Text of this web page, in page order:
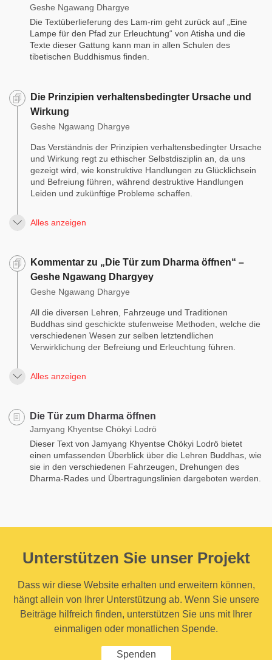
Geshe Ngawang Dhargye
Die Textüberlieferung des Lam-rim geht zurück auf „Eine
Lampe für den Pfad zur Erleuchtung“ von Atisha und die
Texte dieser Gattung kann man in allen Schulen des
tibetischen Buddhismus finden.
Die Prinzipien verhaltensbedingter Ursache und
Wirkung
Geshe Ngawang Dhargye
Das Verständnis der Prinzipien verhaltensbedingter Ursache
und Wirkung regt zu ethischer Selbstdisziplin an, da uns
gezeigt wird, wie konstruktive Handlungen zu Glücklichsein
und Befreiung führen, während destruktive Handlungen
Leiden und zukünftige Probleme schaffen.
Alles anzeigen
Kommentar zu „Die Tür zum Dharma öffnen“ –
Geshe Ngawang Dhargyey
Geshe Ngawang Dhargye
All die diversen Lehren, Fahrzeuge und Traditionen
Buddhas sind geschickte stufenweise Methoden, welche die
verschiedenen Wesen zur selben letztendlichen
Verwirklichung der Befreiung und Erleuchtung führen.
Alles anzeigen
Die Tür zum Dharma öffnen
Jamyang Khyentse Chökyi Lodrö
Dieser Text von Jamyang Khyentse Chökyi Lodrö bietet
einen umfassenden Überblick über die Lehren Buddhas, wie
sie in den verschiedenen Fahrzeugen, Drehungen des
Dharma-Rades und Übertragungslinien dargeboten werden.
Unterstützen Sie unser Projekt
Dass wir diese Website erhalten und erweitern können,
hängt allein von Ihrer Unterstützung ab. Wenn Sie unsere
Beiträge hilfreich finden, unterstützen Sie uns mit Ihrer
einmaligen oder monatlichen Spende.
Spenden